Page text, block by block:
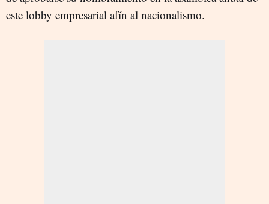
este lobby empresarial afín al nacionalismo.